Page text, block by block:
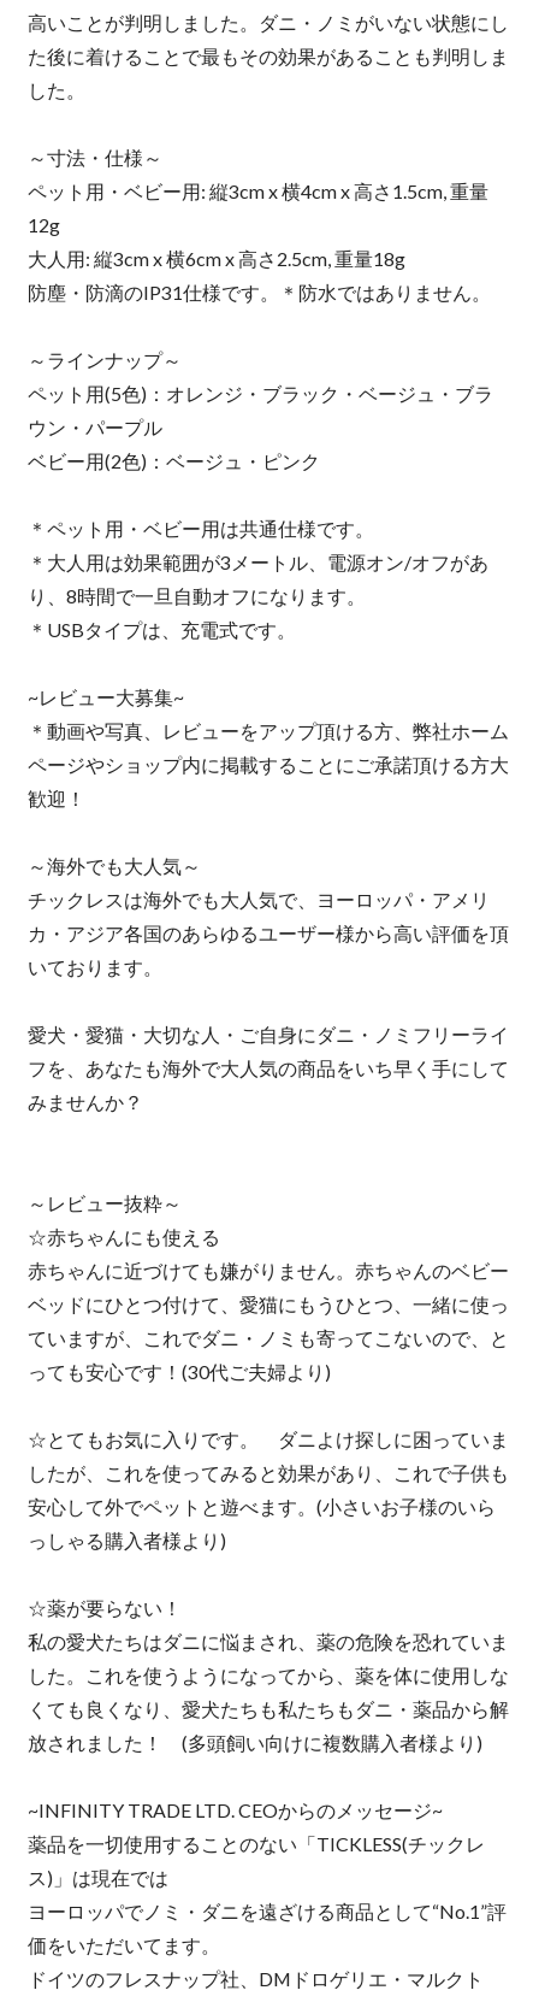
高いことが判明しました。ダニ・ノミがいない状態にし
た後に着けることで最もその効果があることも判明しま
した。
～寸法・仕様～
ペット用・ベビー用: 縦3cm x 横4cm x 高さ1.5cm, 重量
12g
大人用: 縦3cm x 横6cm x 高さ2.5cm, 重量18g
防塵・防滴のIP31仕様です。＊防水ではありません。
～ラインナップ～
ペット用(5色)：オレンジ・ブラック・ベージュ・ブラ
ウン・パープル
ベビー用(2色)：ベージュ・ピンク
＊ペット用・ベビー用は共通仕様です。
＊大人用は効果範囲が3メートル、電源オン/オフがあ
り、8時間で一旦自動オフになります。
＊USBタイプは、充電式です。
~レビュー大募集~
＊動画や写真、レビューをアップ頂ける方、弊社ホーム
ページやショップ内に掲載することにご承諾頂ける方大
歓迎！
～海外でも大人気～
チックレスは海外でも大人気で、ヨーロッパ・アメリ
カ・アジア各国のあらゆるユーザー様から高い評価を頂
いております。
愛犬・愛猫・大切な人・ご自身にダニ・ノミフリーライ
フを、あなたも海外で大人気の商品をいち早く手にして
みませんか？
～レビュー抜粋～
☆赤ちゃんにも使える
赤ちゃんに近づけても嫌がりません。赤ちゃんのベビー
ベッドにひとつ付けて、愛猫にもうひとつ、一緒に使っ
ていますが、これでダニ・ノミも寄ってこないので、と
っても安心です！(30代ご夫婦より)
☆とてもお気に入りです。 ダニよけ探しに困っていま
したが、これを使ってみると効果があり、これで子供も
安心して外でペットと遊べます。(小さいお子様のいら
っしゃる購入者様より)
☆薬が要らない！
私の愛犬たちはダニに悩まされ、薬の危険を恐れていま
した。これを使うようになってから、薬を体に使用しな
くても良くなり、愛犬たちも私たちもダニ・薬品から解
放されました！ (多頭飼い向けに複数購入者様より)
~INFINITY TRADE LTD. CEOからのメッセージ~
薬品を一切使用することのない「TICKLESS(チックレ
ス)」は現在では
ヨーロッパでノミ・ダニを遠ざける商品として“No.1”評
価をいただいてます。
ドイツのフレスナップ社、DMドロゲリエ・マルクト